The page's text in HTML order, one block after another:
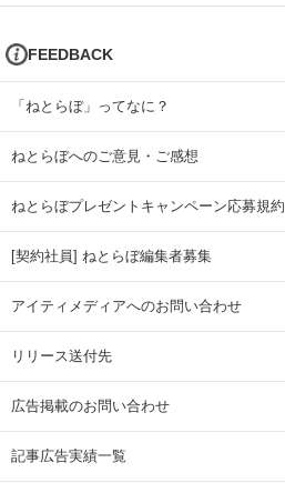
FEEDBACK
「ねとらぼ」ってなに？
ねとらぼへのご意見・ご感想
ねとらぼプレゼントキャンペーン応募規約
[契約社員] ねとらぼ編集者募集
アイティメディアへのお問い合わせ
リリース送付先
広告掲載のお問い合わせ
記事広告実績一覧